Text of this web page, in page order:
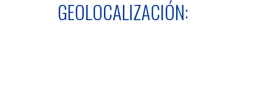
GEOLOCALIZACIÓN: